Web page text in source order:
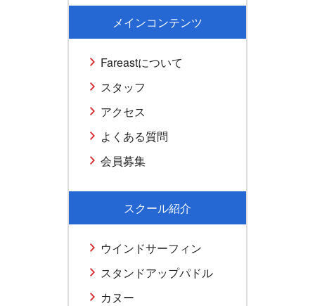
メインコンテンツ
Fareastについて
スタッフ
アクセス
よくある質問
会員募集
スクール紹介
ウインドサーフィン
スタンドアップパドル
カヌー